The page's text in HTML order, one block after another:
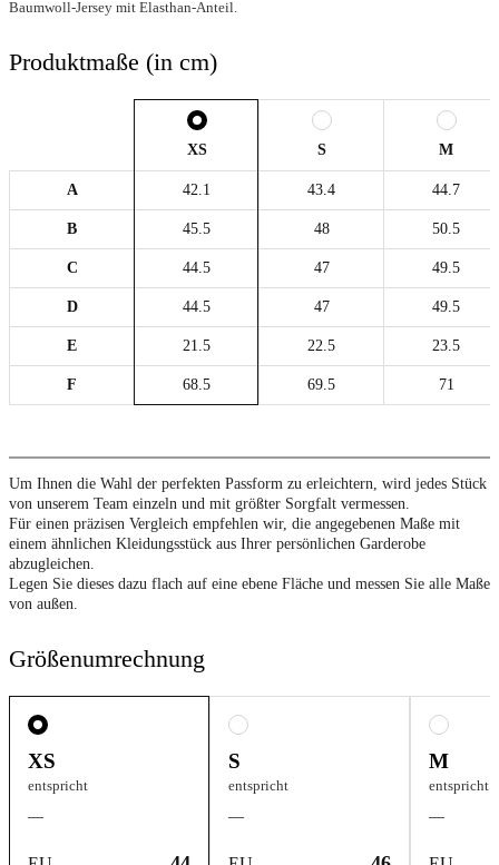
Baumwoll-Jersey mit Elasthan-Anteil.
Produktmaße (in cm)
XS S M
A 42.1 43.4 44.7
B 45.5 48 50.5
C 44.5 47 49.5
D 44.5 47 49.5
E 21.5 22.5 23.5
F 68.5 69.5 71
Um Ihnen die Wahl der perfekten Passform zu erleichtern, wird jedes Stück
von unserem Team einzeln und mit größter Sorgfalt vermessen.
Für einen präzisen Vergleich empfehlen wir, die angegebenen Maße mit
einem ähnlichen Kleidungsstück aus Ihrer persönlichen Garderobe
abzugleichen.
Legen Sie dieses dazu flach auf eine ebene Fläche und messen Sie alle Maße
von außen.
Größenumrechnung
XS
entspricht
—
S
entspricht
—
M
entspricht
—